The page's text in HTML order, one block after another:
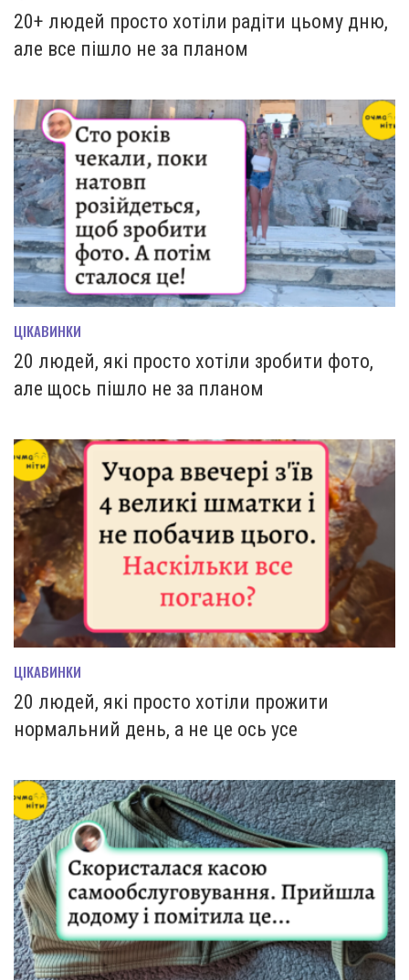
20+ людей просто хотіли радіти цьому дню,
але все пішло не за планом
ЦІКАВИНКИ
20 людей, які просто хотіли зробити фото,
але щось пішло не за планом
ЦІКАВИНКИ
20 людей, які просто хотіли прожити
нормальний день, а не це ось усе